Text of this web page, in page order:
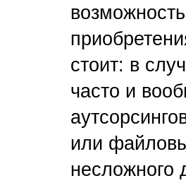
стоит: в
часто и
или
несложного